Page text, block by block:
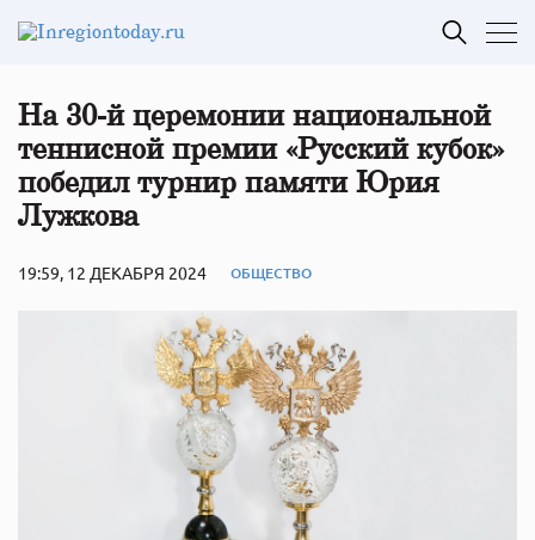
На 30-й церемонии национальной
теннисной премии «Русский кубок»
победил турнир памяти Юрия
Лужкова
19:59, 12 ДЕКАБРЯ 2024 ОБЩЕСТВО